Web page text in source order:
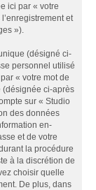
ici par « votre
et
»).
(désigné ci-
personnel utilisé
« votre mot de
(désignée ci-après
sur « Studio
des données
en-
et de votre
la procédure
à la discrétion de
choisir quelle
De plus, dans